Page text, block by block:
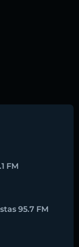
FM
95.7 FM